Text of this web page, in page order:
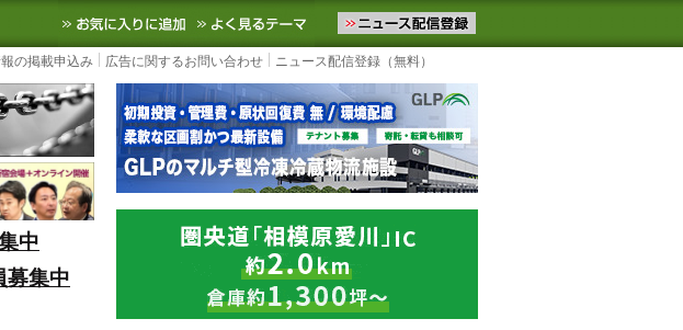
国内外の最新の物流ニュースをお届けします。物流ニュースメール配信を登録す
お気に入りに追加 よく見るテーマ
の掲載申込み 広告に関するお問い合わせ ニュース配信登録（無料）
中
募集中